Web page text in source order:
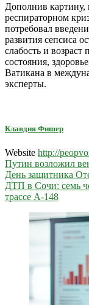
Дополнив
респираторном
потребовал
развития сепсиса
слабость и
состояния,
Ватикана в
эксперты.
Клавдия Фишер
Website http://
Навигация
по
записям
Путин возложил
День защитника
ДТП в Сочи: семь
трассе А-148